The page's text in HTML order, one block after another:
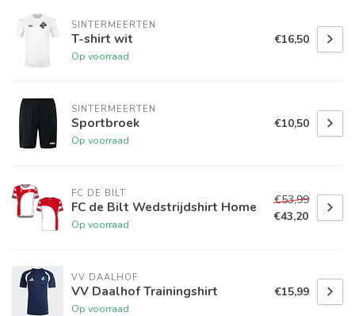
SINTERMEERTEN
T-shirt wit
Op voorraad
€16,50
SINTERMEERTEN
Sportbroek
Op voorraad
€10,50
FC DE BILT
FC de Bilt Wedstrijdshirt Home
Op voorraad
€53,99
€43,20
VV DAALHOF
VV Daalhof Trainingshirt
Op voorraad
€15,99